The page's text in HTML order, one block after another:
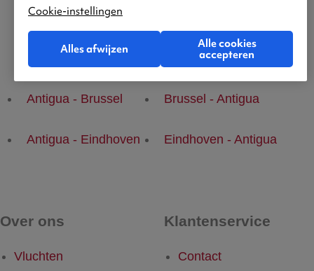
Populaire vluchten
Antigua - Brussel Brussel - Antigua
Antigua - Eindhoven Eindhoven - Antigua
Over ons
Vluchten
Klantenservice
Contact
Cookie-instellingen
Alles afwijzen
Alle cookies
accepteren